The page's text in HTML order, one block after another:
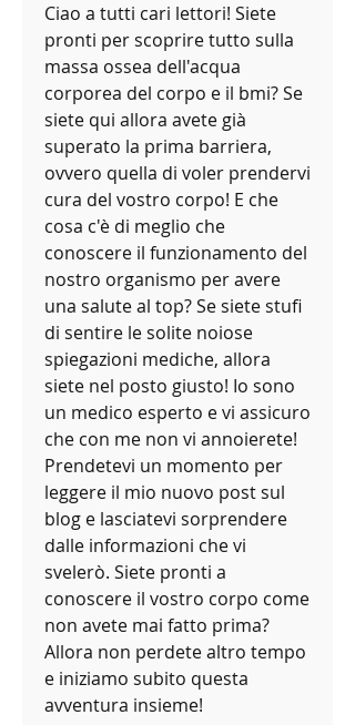
Ciao a tutti cari lettori! Siete
pronti per scoprire tutto sulla
massa ossea dell'acqua
corporea del corpo e il bmi? Se
siete qui allora avete già
superato la prima barriera,
ovvero quella di voler prendervi
cura del vostro corpo! E che
cosa c'è di meglio che
conoscere il funzionamento del
nostro organismo per avere
una salute al top? Se siete stufi
di sentire le solite noiose
spiegazioni mediche, allora
siete nel posto giusto! Io sono
un medico esperto e vi assicuro
che con me non vi annoierete!
Prendetevi un momento per
leggere il mio nuovo post sul
blog e lasciatevi sorprendere
dalle informazioni che vi
svelerò. Siete pronti a
conoscere il vostro corpo come
non avete mai fatto prima?
Allora non perdete altro tempo
e iniziamo subito questa
avventura insieme!